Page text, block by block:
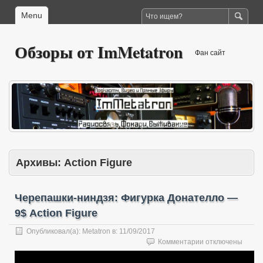
Menu
Обзоры от ImMetatron Фан сайт
Архивы: Action Figure
Черепашки-ниндзя: Фигурка Донателло —
9$ Action Figure
Опубликовал(а): Metatron в: 11/09/2017
Комментарии к
записи
отключены